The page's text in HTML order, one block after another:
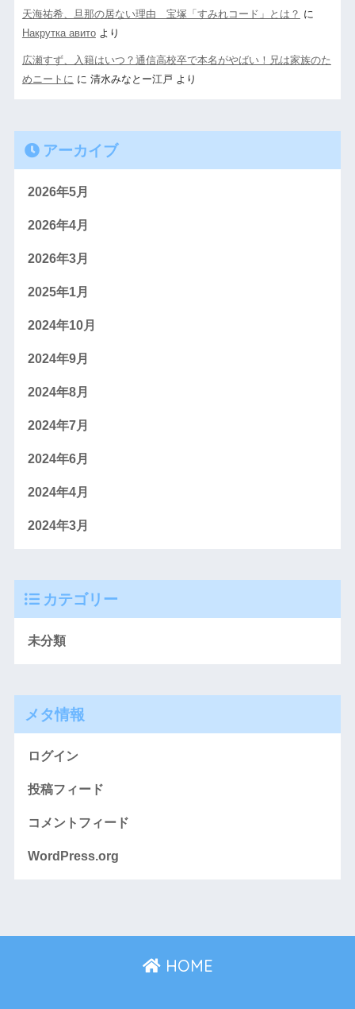
天海祐希、旦那の居ない理由 宝塚「すみれコード」とは？ に
Накрутка авитоより
広瀬すず、入籍はいつ？通信高校卒で本名がやばい！兄は家族のた
めニートに に 清水みなとー江戸 より
アーカイブ
2026年5月
2026年4月
2026年3月
2025年1月
2024年10月
2024年9月
2024年8月
2024年7月
2024年6月
2024年4月
2024年3月
カテゴリー
未分類
メタ情報
ログイン
投稿フィード
コメントフィード
WordPress.org
HOME